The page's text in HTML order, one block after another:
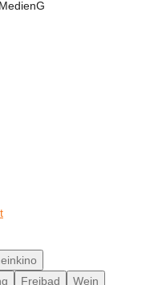
Freibad
Wein